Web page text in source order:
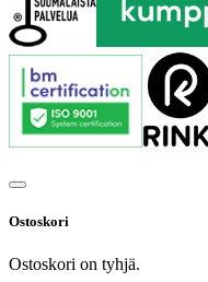
Ostoskori
Ostoskori on tyhjä.